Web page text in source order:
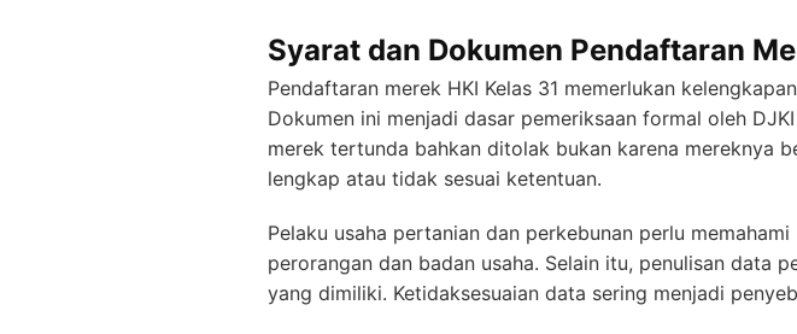
Syarat dan Dokumen Pendaftaran
Pendaftaran merek HKI Kelas 31 memerlukan
Dokumen ini menjadi dasar pemeriksaan formal oleh
merek tertunda bahkan ditolak bukan karena mereknya
lengkap atau tidak sesuai ketentuan.
Pelaku usaha pertanian dan perkebunan perlu
perorangan dan badan usaha. Selain itu, penulisan data
yang dimiliki. Ketidaksesuaian data sering menjadi